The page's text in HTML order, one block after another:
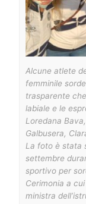
Alcune atlete
femminile
trasparente
labiale e le
Loredana
Galbusera,
La foto è stata
settembre
sportivo per
Cerimonia a
ministra